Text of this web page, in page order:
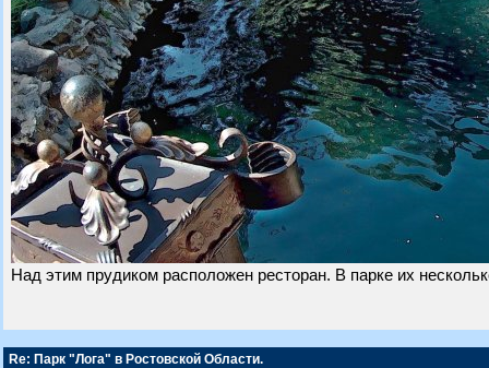
Над этим прудиком расположен ресторан. В парке их
Re: Парк "Лога" в Ростовской Области.